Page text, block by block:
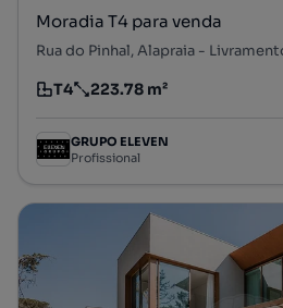
Moradia T4 para venda
Tipologia
T4
Preço por metro quadrado
223.78 m²
GRUPO ELEVEN
Profissional